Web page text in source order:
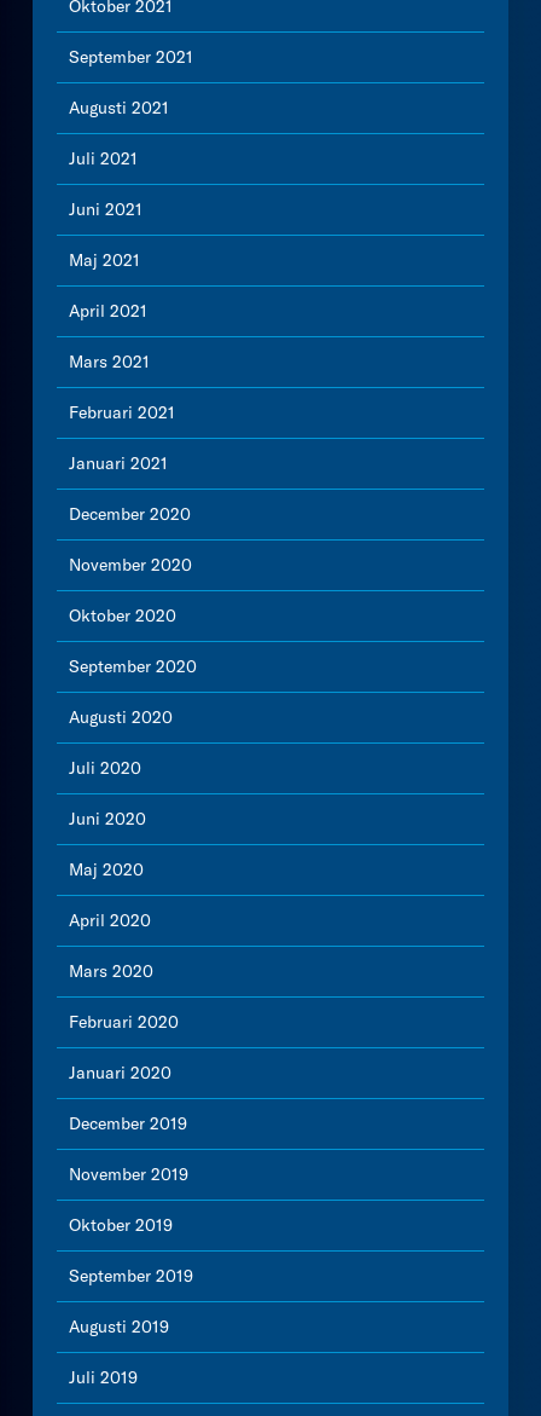
Oktober 2021
September 2021
Augusti 2021
Juli 2021
Juni 2021
Maj 2021
April 2021
Mars 2021
Februari 2021
Januari 2021
December 2020
November 2020
Oktober 2020
September 2020
Augusti 2020
Juli 2020
Juni 2020
Maj 2020
April 2020
Mars 2020
Februari 2020
Januari 2020
December 2019
November 2019
Oktober 2019
September 2019
Augusti 2019
Juli 2019